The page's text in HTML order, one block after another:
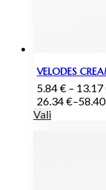
VELODES
5.84€ – 13.17
26.34€–58.40
Vali